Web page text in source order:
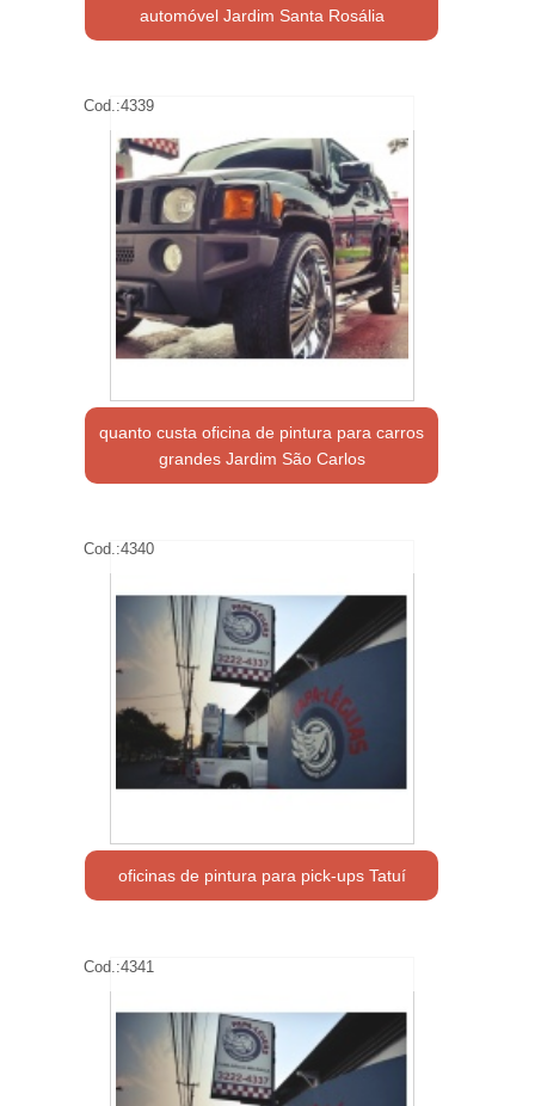
automóvel Jardim Santa Rosália
Cod.:4339
quanto custa oficina de pintura para carros
grandes Jardim São Carlos
Cod.:4340
oficinas de pintura para pick-ups Tatuí
Cod.:4341